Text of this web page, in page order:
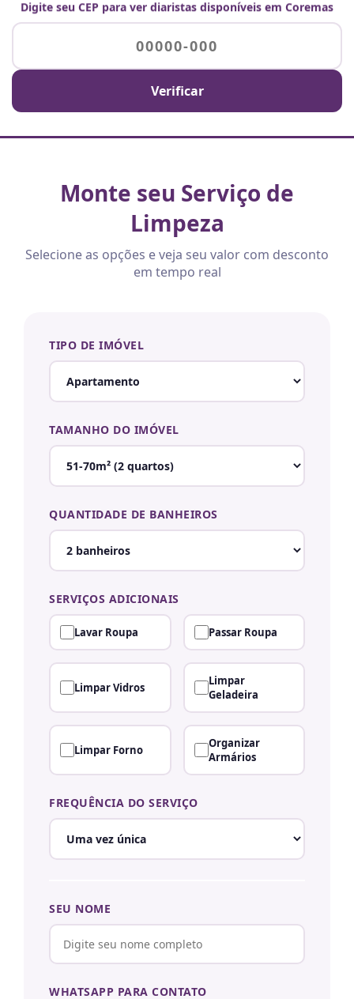
Digite seu CEP para ver diaristas disponíveis em Coremas
Verificar
Monte seu Serviço de
Limpeza
Selecione as opções e veja seu valor com desconto
em tempo real
TIPO DE IMÓVEL
TAMANHO DO IMÓVEL
QUANTIDADE DE BANHEIROS
SERVIÇOS ADICIONAIS
Lavar Roupa Passar Roupa
Limpar Vidros
Limpar
Geladeira
Limpar Forno
Organizar
Armários
FREQUÊNCIA DO SERVIÇO
SEU NOME
WHATSAPP PARA CONTATO